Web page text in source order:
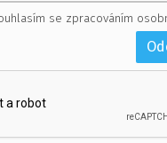
se zpracováním